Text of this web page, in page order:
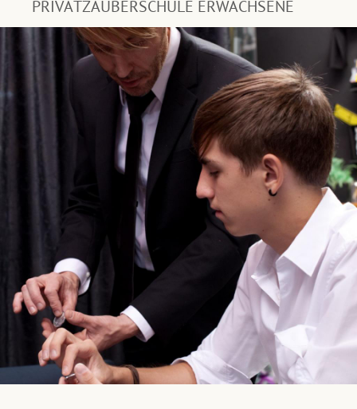
PRIVATZAUBERSCHULE ERWACHSENE